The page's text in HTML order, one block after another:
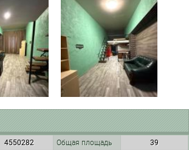
4550282 Общая площадь
39